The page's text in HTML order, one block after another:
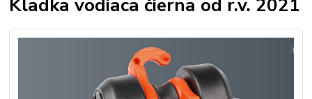
Kladka vodiaca čierna od r.v. 2021